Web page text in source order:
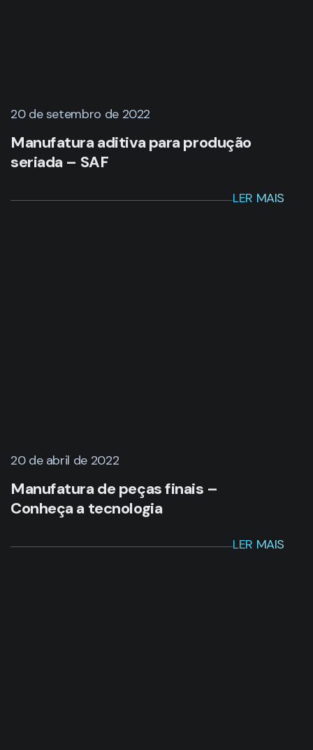
20 de setembro de 2022
Manufatura aditiva para produção
seriada – SAF
LER MAIS
20 de abril de 2022
Manufatura de peças finais –
Conheça a tecnologia
LER MAIS